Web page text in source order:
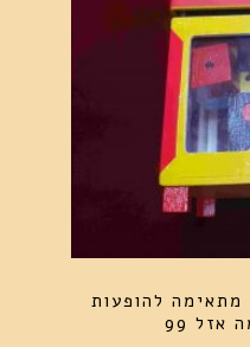
מתאימה להופעות